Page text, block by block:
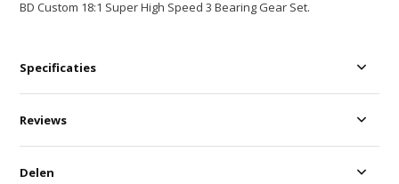
BD Custom 18:1 Super High Speed 3 Bearing Gear Set.
Specificaties
Reviews
Delen